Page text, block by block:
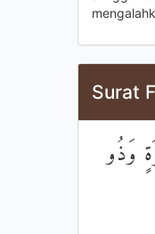
Surat
وَذُو